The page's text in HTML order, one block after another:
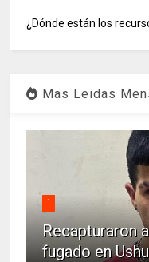
¿Dónde están los
Mas Leidas
1
Recapturaron
fugado en